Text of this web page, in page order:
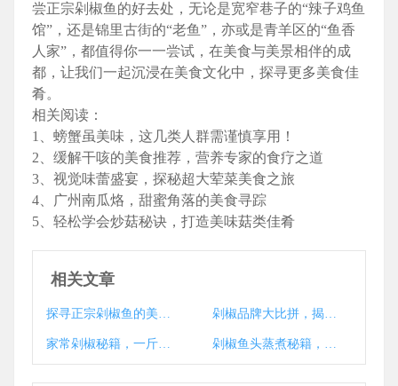
尝正宗剁椒鱼的好去处，无论是宽窄巷子的“辣子鸡鱼
馆”，还是锦里古街的“老鱼”，亦或是青羊区的“鱼香
人家”，都值得你一一尝试，在美食与美景相伴的成
都，让我们一起沉浸在美食文化中，探寻更多美食佳
肴。
相关阅读：
1、螃蟹虽美味，这几类人群需谨慎享用！
2、缓解干咳的美食推荐，营养专家的食疗之道
3、视觉味蕾盛宴，探秘超大荤菜美食之旅
4、广州南瓜烙，甜蜜角落的美食寻踪
5、轻松学会炒菇秘诀，打造美味菇类佳肴
相关文章
探寻正宗剁椒鱼的美味足迹 剁椒品牌大比拼，揭秘市场上最受欢迎的剁椒品牌
家常剁椒秘籍，一斤剁辣椒放多少盐？ 剁椒鱼头蒸煮秘籍，掌握黄金时间，美味尽在掌握